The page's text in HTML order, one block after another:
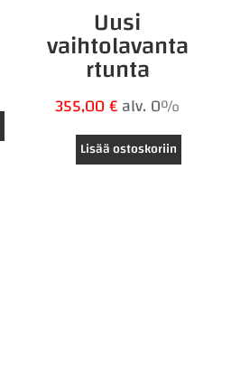
Uusi
vaihtolavanta
rtunta
355,00€alv. 0%
Lisää ostoskoriin